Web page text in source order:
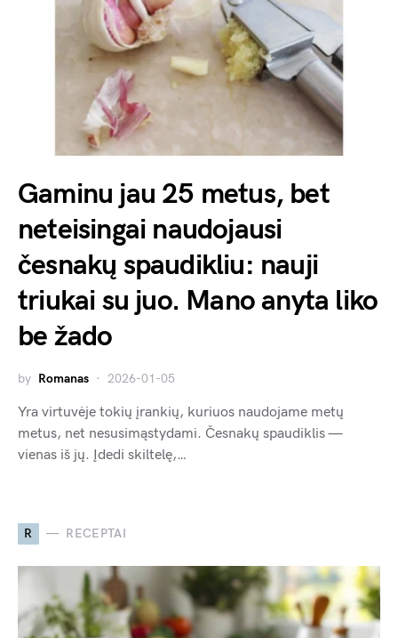
Gaminu jau 25 metus, bet
neteisingai naudojausi
česnakų spaudikliu: nauji
triukai su juo. Mano anyta liko
be žado
by Romanas 2026-01-05
Yra virtuvėje tokių įrankių, kuriuos naudojame metų
metus, net nesusimąstydami. Česnakų spaudiklis —
vienas iš jų. Įdedi skiltelę,…
R RECEPTAI